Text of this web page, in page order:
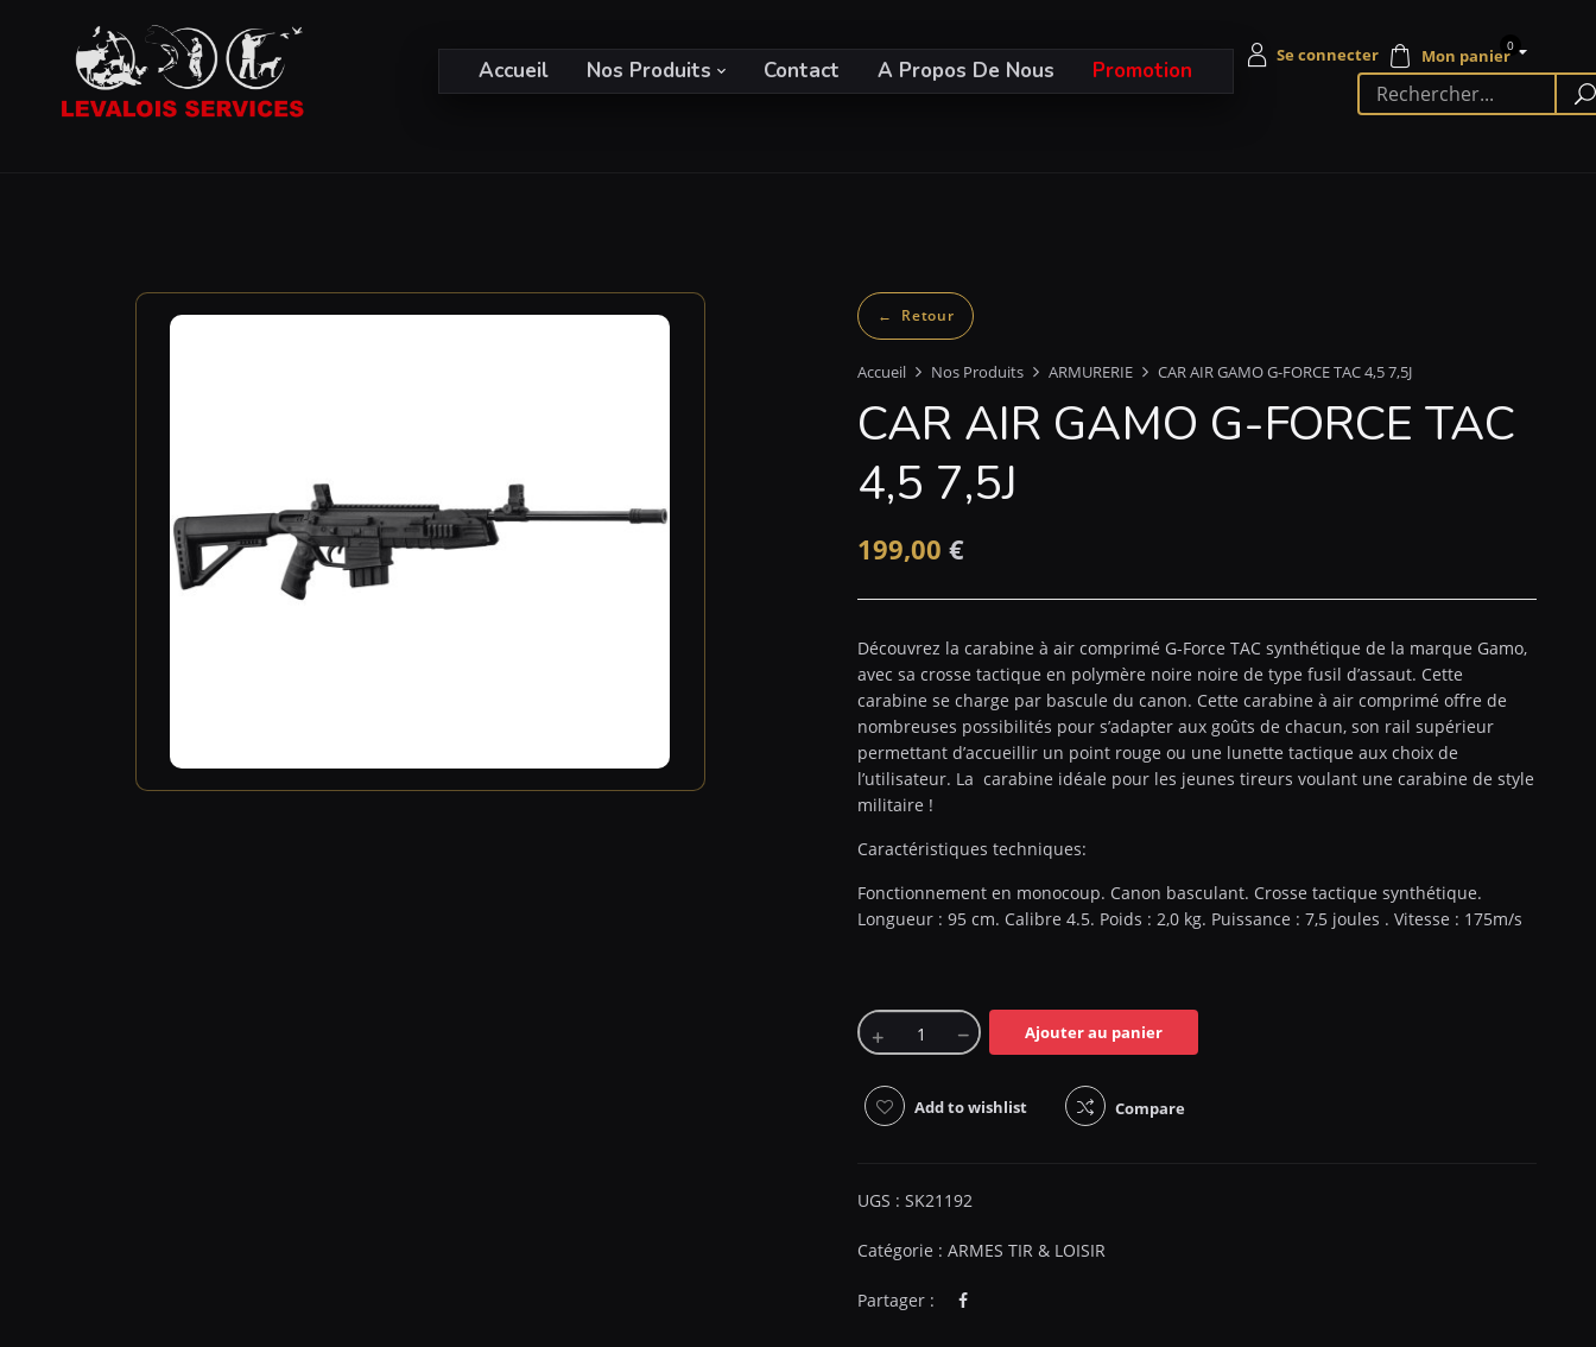
Accueil Nos Produits Contact A Propos De Nous Promotion
0
Accueil Nos Produits ARMURERIE CAR AIR GAMO G-FORCE TAC 4,5 7,5J
CAR AIR GAMO G-FORCE TAC
4,5 7,5J
199,00 €
Découvrez la carabine à air comprimé G-Force TAC synthétique de la marque Gamo,
avec sa crosse tactique en polymère noire noire de type fusil d’assaut. Cette
carabine se charge par bascule du canon. Cette carabine à air comprimé offre de
nombreuses possibilités pour s’adapter aux goûts de chacun, son rail supérieur
permettant d’accueillir un point rouge ou une lunette tactique aux choix de
l’utilisateur. La carabine idéale pour les jeunes tireurs voulant une carabine de style
militaire !
Caractéristiques techniques:
Fonctionnement en monocoup. Canon basculant. Crosse tactique synthétique.
Longueur : 95 cm. Calibre 4.5. Poids : 2,0 kg. Puissance : 7,5 joules . Vitesse : 175m/s
Ajouter au panier
Add to wishlist Compare
UGS : SK21192
Catégorie : ARMES TIR & LOISIR
Partager :